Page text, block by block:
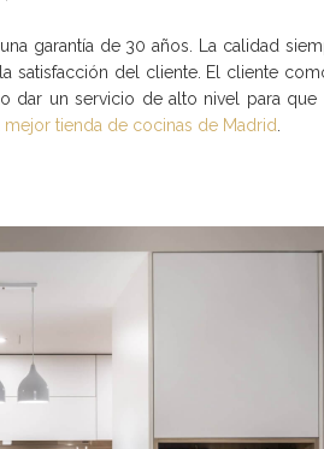
garantía de 30 años. La calidad
satisfacción del cliente. El cliente
dar un servicio de alto nivel para
tienda de cocinas de Madrid